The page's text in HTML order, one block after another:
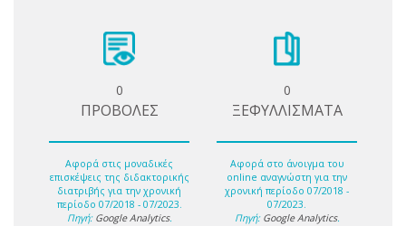
0
ΠΡΟΒΟΛΕΣ
Αφορά στις μοναδικές
επισκέψεις της διδακτορικής
διατριβής για την χρονική
περίοδο 07/2018 - 07/2023.
Πηγή: Google Analytics.
0
ΞΕΦΥΛΛΙΣΜΑΤΑ
Αφορά στο άνοιγμα του
online αναγνώστη για την
χρονική περίοδο 07/2018 -
07/2023.
Πηγή: Google Analytics.